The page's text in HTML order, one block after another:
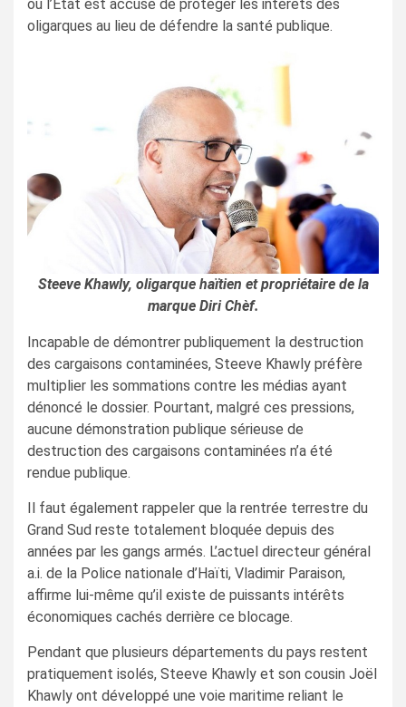
où l’État est accusé de protéger les intérêts des
oligarques au lieu de défendre la santé publique.
Steeve Khawly, oligarque haïtien et propriétaire de la
marque Diri Chèf.
Incapable de démontrer publiquement la destruction
des cargaisons contaminées, Steeve Khawly préfère
multiplier les sommations contre les médias ayant
dénoncé le dossier. Pourtant, malgré ces pressions,
aucune démonstration publique sérieuse de
destruction des cargaisons contaminées n’a été
rendue publique.
Il faut également rappeler que la rentrée terrestre du
Grand Sud reste totalement bloquée depuis des
années par les gangs armés. L’actuel directeur général
a.i. de la Police nationale d’Haïti, Vladimir Paraison,
affirme lui-même qu’il existe de puissants intérêts
économiques cachés derrière ce blocage.
Pendant que plusieurs départements du pays restent
pratiquement isolés, Steeve Khawly et son cousin Joël
Khawly ont développé une voie maritime reliant le